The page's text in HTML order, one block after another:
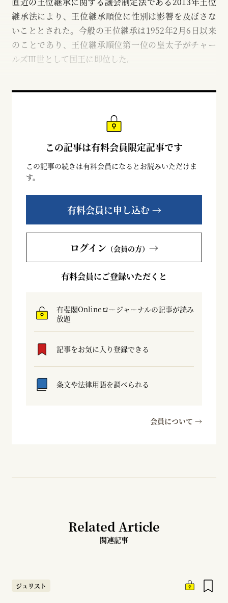
継承法により、王位継承順位に性別は影響を及ぼさな
いこととされた。今般の王位継承は1952年2月6日以来
のことであり、王位継承順位第一位の皇太子がチャー
ルズⅢ世として国王に即位した。
この記事は有料会員限定記事です
この記事の続きは有料会員になるとお読みいただけま
す。
有料会員に申し込む →
ログイン （会員の方） →
有料会員にご登録いただくと
有斐閣Onlineロージャーナルの記事が読み
放題
記事をお気に入り登録できる
条文や法律用語を調べられる
会員について →
Related Article
関連記事
ジュリスト